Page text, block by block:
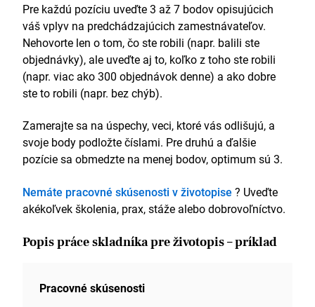
Pre každú pozíciu uveďte 3 až 7 bodov opisujúcich
váš vplyv na predchádzajúcich zamestnávateľov.
Nehovorte len o tom, čo ste robili (napr. balili ste
objednávky), ale uveďte aj to, koľko z toho ste robili
(napr. viac ako 300 objednávok denne) a ako dobre
ste to robili (napr. bez chýb).
Zamerajte sa na úspechy, veci, ktoré vás odlišujú, a
svoje body podložte číslami. Pre druhú a ďalšie
pozície sa obmedzte na menej bodov, optimum sú 3.
Nemáte pracovné skúsenosti v životopise ? Uveďte
akékoľvek školenia, prax, stáže alebo dobrovoľníctvo.
Popis práce skladníka pre životopis – príklad
Pracovné skúsenosti